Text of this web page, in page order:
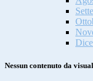
Nessun contenuto da